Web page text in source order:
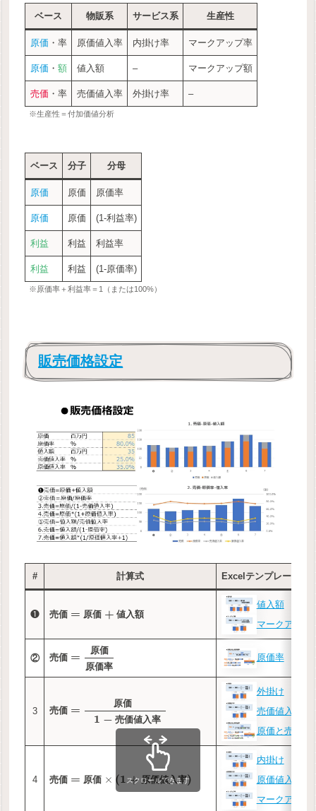
ベース 物販系 サービス系 生産性
原価 ・率 原価値入率 内掛け率 マークアップ率
原価 ・ 額 値入額 – マークアップ額
売価 ・率 売価値入率 外掛け率 –
※生産性＝付加価値分析
ベース 分子 分母
原価 原価 原価率
原価 原価 (1-利益率)
利益 利益 利益率
利益 利益 (1-原価率)
※原価率＋利益率＝1（または100%）
販売価格設定
# 計算式 Excelテンプレート
❶ 売価 = 原価 + 値入額
値入額
マークアップ
② 売価 = 原価
原価率
原価率
3 売価 = 原価
1 − 売価値入率
外掛け
売価値入率
原価と売上高
4 売価 = 原価 × (1 + 原価値入率)
内掛け
原価値入率
マークアップ
スクロールできます